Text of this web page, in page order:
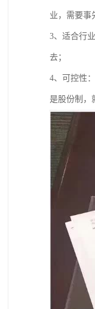
业，需要事
3、适合行
去；
4、可控性
是股份制，